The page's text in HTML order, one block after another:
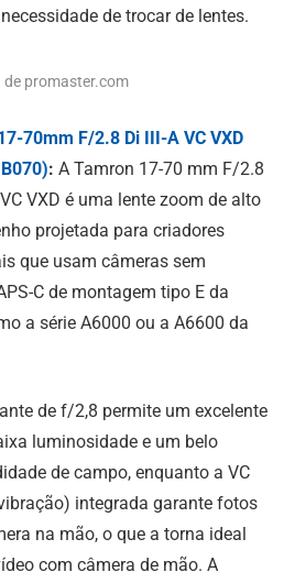
de trocar de lentes.
de promaster.com
70mm F/2.8 Di III-A VC VXD
: A Tamron 17-70 mm F/2.8
VXD é uma lente zoom de alto
projetada para criadores
que usam câmeras sem
C de montagem tipo E da
a série A6000 ou a A6600 da
de f/2,8 permite um excelente
luminosidade e um belo
de campo, enquanto a VC
integrada garante fotos
na mão, o que a torna ideal
com câmera de mão. A